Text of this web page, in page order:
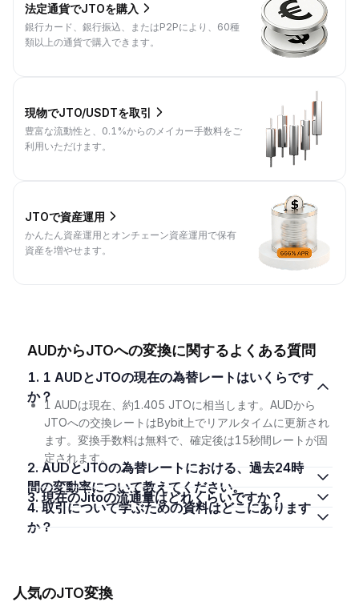
法定通貨でJTOを購入
銀行カード、銀行振込、またはP2Pにより、60種
類以上の通貨で購入できます。
現物でJTO/USDTを取引
豊富な流動性と、0.1%からのメイカー手数料をご
利用いただけます。
JTOで資産運用
かんたん資産運用とオンチェーン資産運用で保有
資産を増やせます。
AUDからJTOへの変換に関するよくある質問
1. 1 AUDとJTOの現在の為替レートはいくらです
か？
1 AUDは現在、約1.405 JTOに相当します。AUDから
JTOへの交換レートはBybit上でリアルタイムに更新され
ます。変換手数料は無料で、確定後は15秒間レートが固
定されます。
2. AUDとJTOの為替レートにおける、過去24時
間の変動率について教えてください。
3. 現在のJitoの流通量はどれくらいですか？
4. 取引について学ぶための資料はどこにあります
か？
人気のJTO変換